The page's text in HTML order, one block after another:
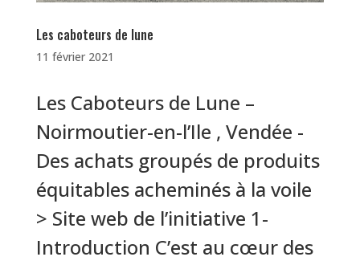
Les caboteurs de lune
11 février 2021
Les Caboteurs de Lune –
Noirmoutier-en-l’Ile , Vendée -
Des achats groupés de produits
équitables acheminés à la voile
> Site web de l’initiative 1-
Introduction C’est au cœur des